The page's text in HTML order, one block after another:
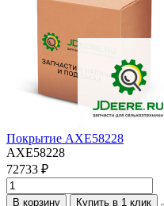
Покрытие AXE58228
AXE58228
72733 ₽
В корзину Купить в 1 клик